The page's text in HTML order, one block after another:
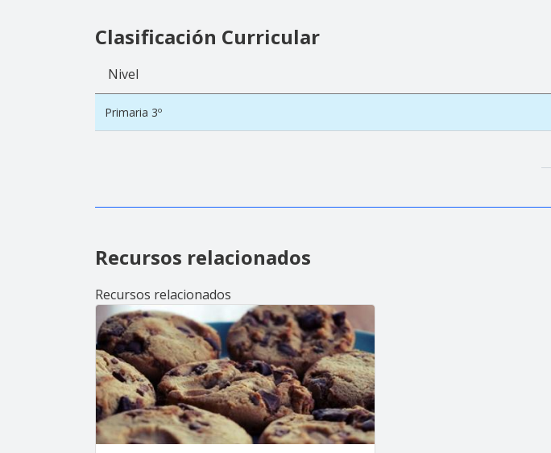
Clasificación Curricular
Nivel
Primaria 3º
Recursos relacionados
Recursos relacionados